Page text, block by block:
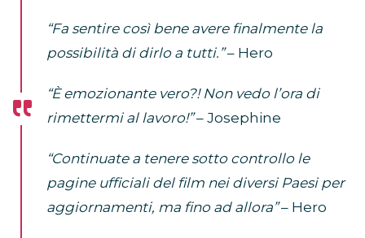
“Fa sentire così bene avere finalmente la
possibilità di dirlo a tutti.”– Hero
“È emozionante vero?! Non vedo l’ora di
rimettermi al lavoro!”– Josephine
“Continuate a tenere sotto controllo le
pagine ufficiali del film nei diversi Paesi per
aggiornamenti, ma fino ad allora”– Hero